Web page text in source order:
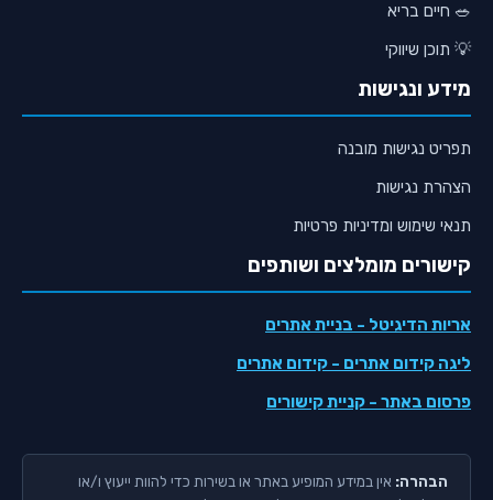
🥗 חיים בריא
💡 תוכן שיווקי
מידע ונגישות
תפריט נגישות מובנה
הצהרת נגישות
תנאי שימוש ומדיניות פרטיות
קישורים מומלצים ושותפים
אריות הדיגיטל - בניית אתרים
ליגה קידום אתרים - קידום אתרים
פרסום באתר - קניית קישורים
הבהרה: אין במידע המופיע באתר או בשירות כדי להוות ייעוץ ו/או